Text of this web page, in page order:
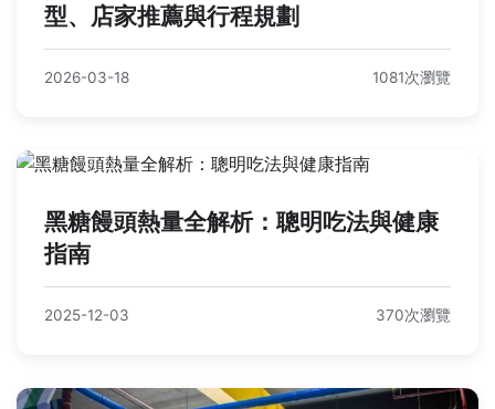
型、店家推薦與行程規劃
2026-03-18 1081次瀏覽
黑糖饅頭熱量全解析：聰明吃法與健康
指南
2025-12-03 370次瀏覽